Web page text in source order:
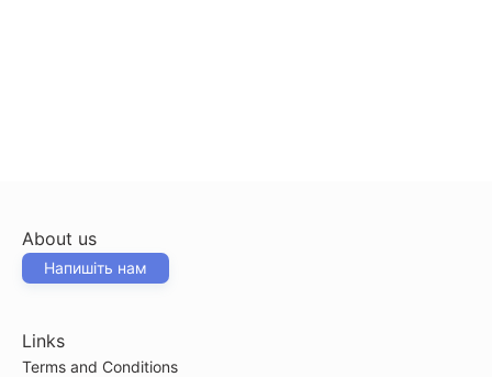
About us
Напишіть нам
Links
Terms and Conditions